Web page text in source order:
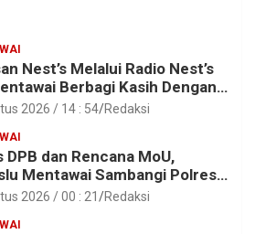
Nest’s Melalui Radio Nest’s
Berbagi Kasih Dengan
Anak Asrama SMAN 2 Sipora
2026 / 14 : 54 Redaksi
DPB dan Rencana MoU,
Mentawai Sambangi Polres
2026 / 00 : 21 Redaksi